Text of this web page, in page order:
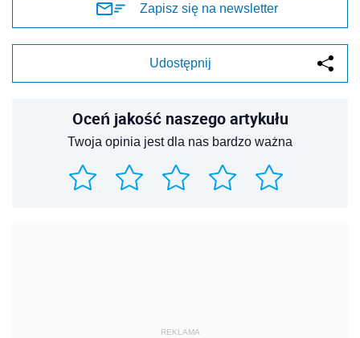
Zapisz się na newsletter
Udostępnij
Oceń jakość naszego artykułu
Twoja opinia jest dla nas bardzo ważna
REKLAMA